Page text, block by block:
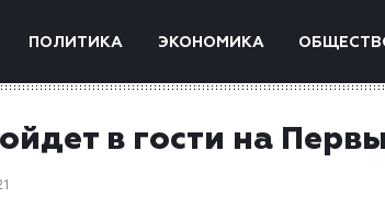
ПОЛИТИКА ЭКОНОМИКА
в гости на